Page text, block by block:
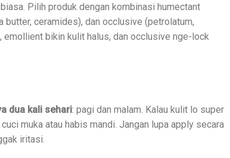
Pilih produk dengan kombinasi humectant
ceramides), dan occlusive (petrolatum,
emollient bikin kulit halus, dan occlusive nge-lock
dua kali sehari: pagi dan malam. Kalau kulit lo super
muka atau habis mandi. Jangan lupa apply secara
iritasi.